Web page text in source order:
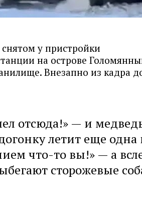
у пристройки
на острове
Внезапно из кадра
отсюда!» — и
летит еще
что-то вы!» — а
сторожевые